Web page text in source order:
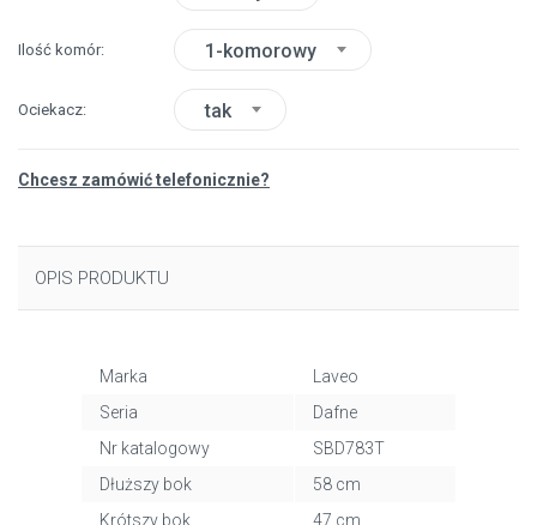
Ilość komór 1-komorowy
Ociekacz tak
Chcesz zamówić telefonicznie?
OPIS PRODUKTU
Marka
Laveo
Seria
Dafne
Nr katalogowy
SBD783T
Dłuższy bok
58 cm
Krótszy bok
47 cm